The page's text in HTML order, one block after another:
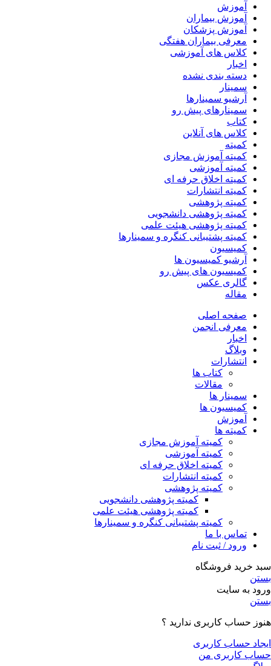
آموزش
آموزش بیماران
آموزش پزشکان
معرفی بیماران هفتگی
کلاس های آموزشی
اخبار
دسته بندی نشده
سمینار
آرشیو سمینارها
سمینارهای پیش رو
کتاب
کلاس های آنلاین
کمیته
کمیته آموزش مجازی
کمیته آموزشی
کمیته اخلاق حرفه ای
کمیته انتشارات
کمیته پژوهشی
کمیته پژوهشی دانشجویی
کمیته پژوهشی هیئت علمی
کمیته پشتیبانی کنگره و سمینارها
کمیسیون
آرشیو کمیسیون ها
کمیسیون های پیش رو
گالری عکس
مقاله
صفحه اصلی
معرفی انجمن
اخبار
وبلاگ
انتشارات
کتاب ها
مقالات
سمینار ها
کمیسیون ها
آموزش
کمیته ها
کمیته آموزش مجازی
کمیته آموزشی
کمیته اخلاق حرفه ای
کمیته انتشارات
کمیته پژوهشی
کمیته پژوهشی دانشجویی
کمیته پژوهشی هیئت علمی
کمیته پشتیبانی کنگره و سمینارها
تماس با ما
ورود / ثبت نام
سبد خرید فروشگاه
بستن
ورود به سایت
بستن
هنوز حساب کاربری ندارید ؟
ایجاد حساب کاربری
حساب کاربری من